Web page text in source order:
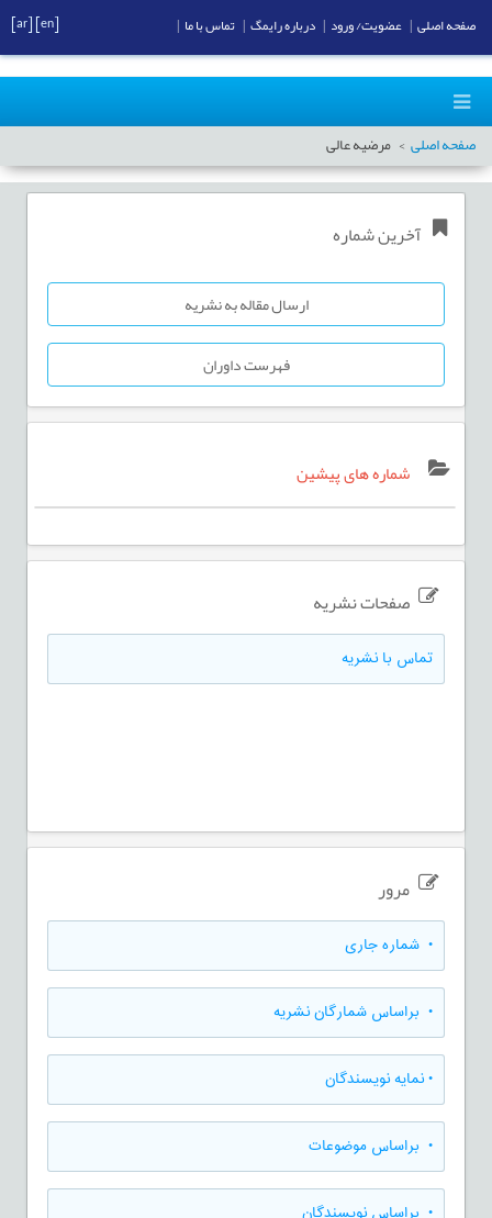
صفحه اصلی مرضیه عالی
آخرین شماره
ارسال مقاله به نشریه
فهرست داوران
شماره های پیشین
صفحات نشریه
تماس با نشریه
مرور
• شماره جاری
• براساس شمارگان نشریه
•نمایه نویسندگان
• براساس موضوعات
صفحه اصلی عضویت/ ورود درباره رایمگ تماس با ما [ar]